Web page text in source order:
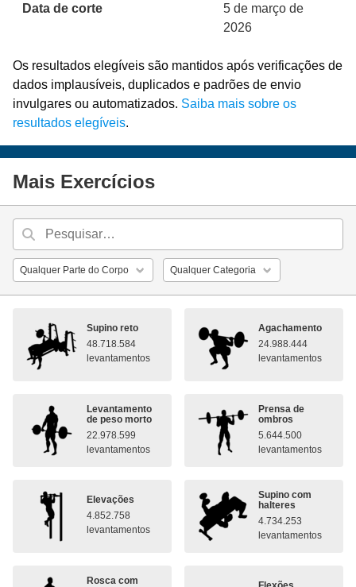
Data de corte
5 de março de
2026
Os resultados elegíveis são mantidos após verificações de
dados implausíveis, duplicados e padrões de envio
invulgares ou automatizados. Saiba mais sobre os
resultados elegíveis.
Mais Exercícios
Supino reto
48.718.584
levantamentos
Agachamento
24.988.444
levantamentos
Levantamento
de peso morto
22.978.599
levantamentos
Prensa de
ombros
5.644.500
levantamentos
Elevações
4.852.758
levantamentos
Supino com
halteres
4.734.253
levantamentos
Rosca com